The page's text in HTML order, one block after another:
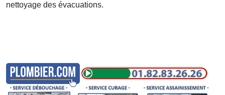
nettoyage des évacuations.